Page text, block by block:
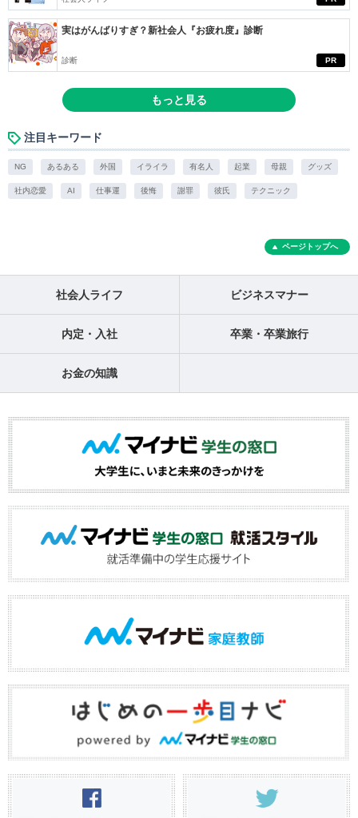
PR
実はがんばりすぎ？新社会人『お疲れ度』診断
診断
もっと見る
注目キーワード
NG あるある 外国 イライラ 有名人 起業 母親 グッズ
社内恋愛 AI 仕事運 後悔 謝罪 彼氏 テクニック
ページトップへ
社会人ライフ ビジネスマナー
内定・入社 卒業・卒業旅行
お金の知識